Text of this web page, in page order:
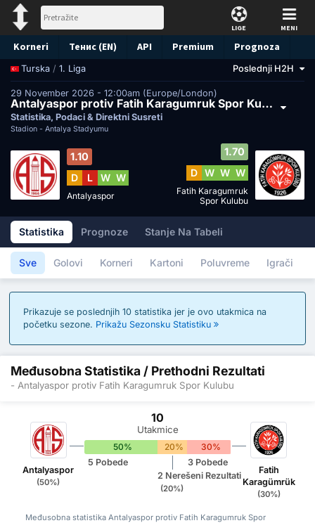
LIGE MENI
Korneri Тенис (EN) API Premium Prognoza
Turska / 1. Liga Poslednji H2H
29 November 2026 - 12:00am (Europe/London)
Antalyaspor protiv Fatih Karagumruk Spor Kulubu
Statistika, Podaci & Direktni Susreti
Stadion - Antalya Stadyumu
1.10
D
L W W
Antalyaspor
1.70
D W W W
Fatih Karagumruk
Spor Kulubu
Statistika Prognoze Stanje Na Tabeli
Sve Golovi Korneri Kartoni Poluvreme Igrači
Prikazuje se poslednjih 10 statistika jer je ovo utakmica na
početku sezone. Prikažu Sezonsku Statistiku
Međusobna Statistika / Prethodni Rezultati
- Antalyaspor protiv Fatih Karagumruk Spor Kulubu
Antalyaspor
(50%)
10
Utakmice
50% 20%
30%
5 Pobede
2 Nerešeni Rezultati
(20%)
3 Pobede
Fatih
Karagümrük
(30%)
Međusobna statistika Antalyaspor protiv Fatih Karagumruk Spor